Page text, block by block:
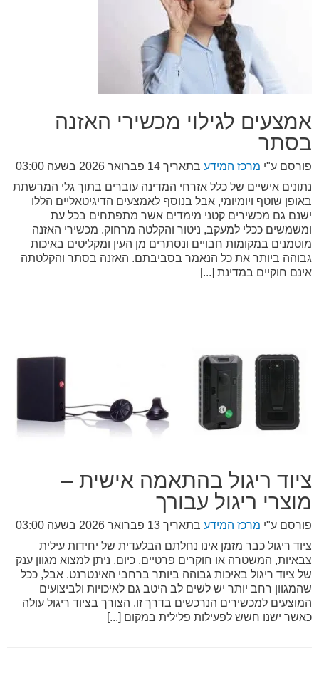
אמצעים לגילוי מכשירי האזנה
בסתר
פורסם ע"י מרכז המידע בתאריך 14 פברואר 2026 בשעה 03:00
נתונים אישיים של כלל אזרחי המדינה עוברים בתוך גלי המרשתת
באופן שוטף ויומיומי, אבל בנוסף לאמצעים הדיגיטאליים הללו
ישנם גם מכשירים קטני מימדים אשר מתפתחים בכל עת
ומשמשים ככלי למעקב, ניטור והקלטה מרחוק. מכשירי האזנה
מוטמנים במקומות חבויים ונסתרים מן העין ומקליטים באיכות
גבוהה ביותר את כל הנאמר בסביבתם. האזנה בסתר והקלטתה
אינם חוקיים במדינת [...]
ציוד ריגול בהתאמה אישית –
מוצרי ריגול עבורך
פורסם ע"י מרכז המידע בתאריך 13 פברואר 2026 בשעה 03:00
ציוד ריגול כבר מזמן אינו נחלתם הבלעדית של יחידות עילית
צבאיות, המשטרה או חוקרים פרטיים. כיום, ניתן למצוא מגוון ענק
של ציוד ריגול באיכות גבוהה ביותר ברחבי האינטרנט. אבל, ככל
שהמגוון רחב יותר יש לשים לב היטב גם לאיכויות ולביצועים
המוצעים למכשירים הנרכשים בדרך זו. הצורך בציוד ריגול עולה
כאשר ישנו חשש לפעילות פלילית במקום [...]